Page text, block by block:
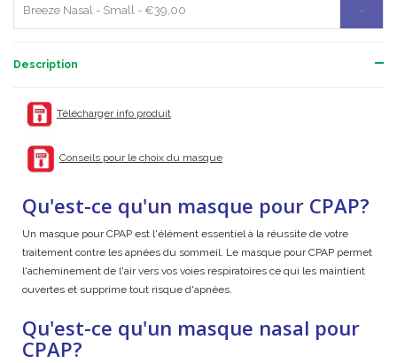
Breeze Nasal - Small - €39,00
Description
Télécharger info produit
Conseils pour le choix du masque
Qu'est-ce qu'un masque pour CPAP?
Un masque pour CPAP est l'élément essentiel à la réussite de votre
traitement contre les apnées du sommeil. Le masque pour CPAP permet
l'acheminement de l'air vers vos voies respiratoires ce qui les maintient
ouvertes et supprime tout risque d'apnées.
Qu'est-ce qu'un masque nasal pour
CPAP?